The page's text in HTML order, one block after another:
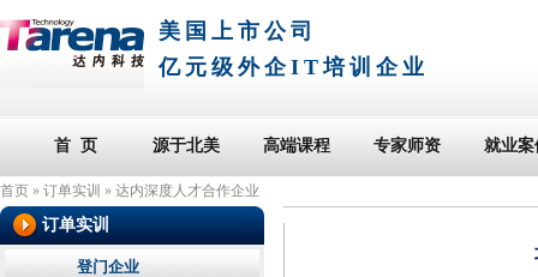
美国上市公司
亿元级外企IT培训企业
首 页 源于北美 高端课程 专家师资 就业案
首页 » 订单实训 » 达内深度人才合作企业
订单实训
登门企业